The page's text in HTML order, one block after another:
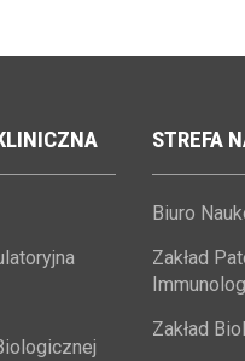
STREFA
Biuro
Zakład
Zakład